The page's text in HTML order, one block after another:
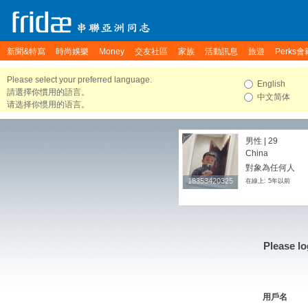
新聞&特寫 時尚娛樂 Money 交友社區 家族 活動訊息 旅遊 Perks會
Please select your preferred language.
請選擇你慣用的語言。
请选择你惯用的语言。
English
中文简体
18353420325
18353420325
男性 | 29
China
對象為任何人
在線上: 5年以前
Please
用戶名